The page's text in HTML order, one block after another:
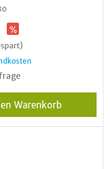
Warenkorb